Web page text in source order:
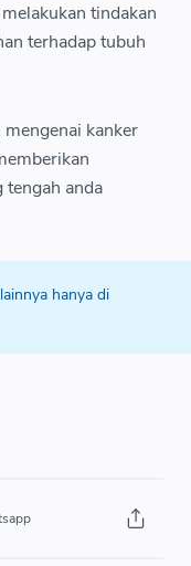
tindakan
terhadap tubuh
kanker
tengah anda
hanya di